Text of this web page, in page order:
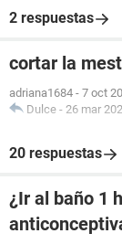
2 respuestas
cortar la
adriana1684 - 7 oct
Dulce - 26 mar
20 respuestas
¿Ir al baño 1